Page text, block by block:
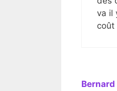
va il
coût
Bernard